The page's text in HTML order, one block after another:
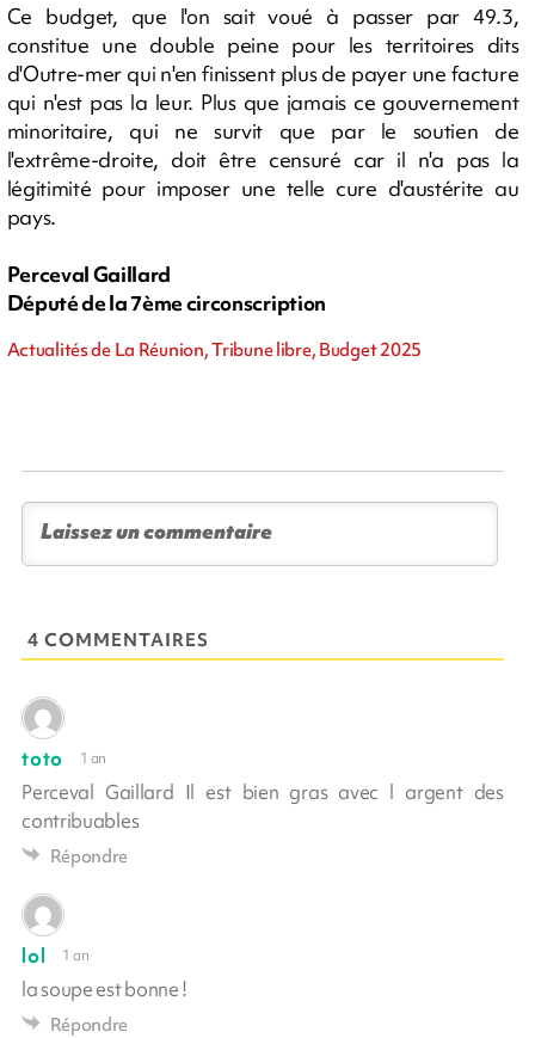
Ce budget, que l'on sait voué à passer par 49.3,
constitue une double peine pour les territoires dits
d'Outre-mer qui n'en finissent plus de payer une facture
qui n'est pas la leur. Plus que jamais ce gouvernement
minoritaire, qui ne survit que par le soutien de
l'extrême-droite, doit être censuré car il n'a pas la
légitimité pour imposer une telle cure d'austérite au
pays.
Perceval Gaillard
Député de la 7ème circonscription
Actualités de La Réunion, Tribune libre, Budget 2025
4 COMMENTAIRES
toto 1 an
Perceval Gaillard Il est bien gras avec l argent des
contribuables
Répondre
lol 1 an
la soupe est bonne !
Répondre